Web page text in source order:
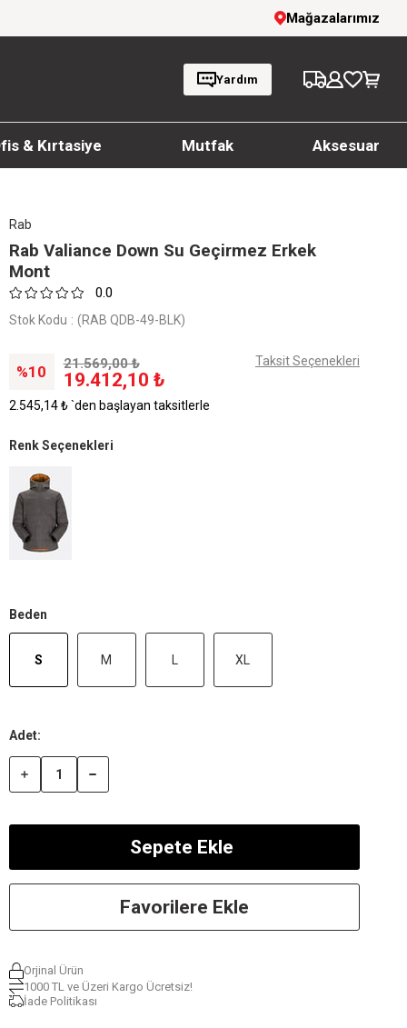
1000 TL ve üzeri siparişlerde ücretsiz kargoMağazalarımız
Yardım
& Kırtasiye Mutfak Aksesuar
Rab
Rab Valiance Down Su Geçirmez Erkek
Mont
0.0
Stok Kodu (RAB QDB-49-BLK)
10 21.569,00 ₺
19.412,10 ₺
Taksit Seçenekleri
2.545,14 ₺ `den başlayan taksitlerle
Renk Seçenekleri
Beden
S M L XL
Favorilere Ekle
Orjinal Ürün
1000 TL ve Üzeri Kargo Ücretsiz!
İade Politikası